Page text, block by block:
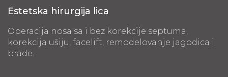
Estetska hirurgija lica
Operacija nosa sa i bez korekcije septuma,
korekcija ušiju, facelift, remodelovanje jagodica i
brade.